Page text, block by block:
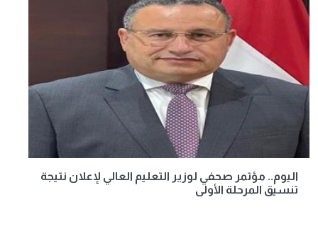
اليوم.. مؤتمر صحفي لوزير التعليم العالي لإعلان نتيجة
تنسيق المرحلة الأولى